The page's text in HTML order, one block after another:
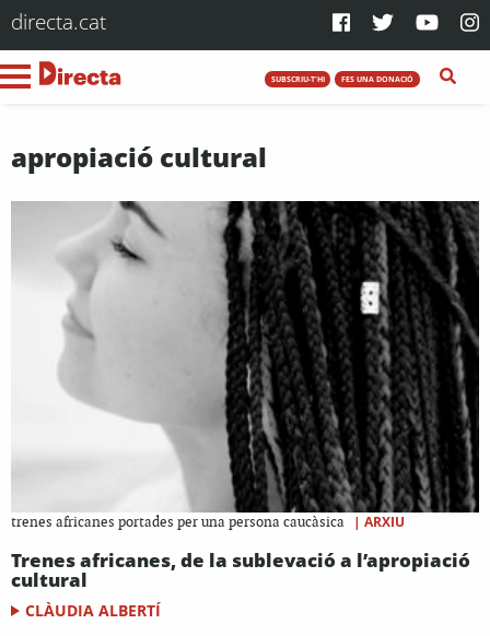
directa.cat
SUBSCRIU-T'HI FES UNA DONACIÓ
apropiació cultural
trenes africanes portades per una persona caucàsica | ARXIU
Trenes africanes, de la sublevació a l’apropiació
cultural
CLÀUDIA ALBERTÍ